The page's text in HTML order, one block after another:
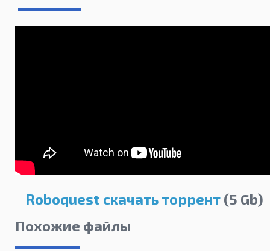
Roboquest скачать торрент(5 Gb)
Похожие файлы